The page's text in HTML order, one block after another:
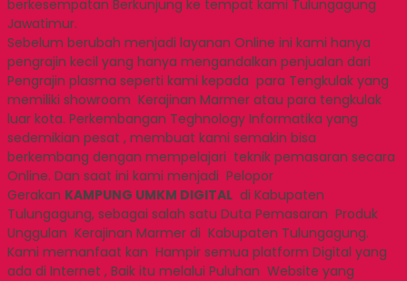
berkesempatan Berkunjung ke tempat kami Tulungagung
Jawatimur.
Sebelum berubah menjadi layanan Online ini kami hanya
pengrajin kecil yang hanya mengandalkan penjualan dari
Pengrajin plasma seperti kami kepada para Tengkulak yang
memiliki showroom Kerajinan Marmer atau para tengkulak
luar kota. Perkembangan Teghnology Informatika yang
sedemikian pesat , membuat kami semakin bisa
berkembang dengan mempelajari teknik pemasaran secara
Online. Dan saat ini kami menjadi Pelopor
Gerakan KAMPUNG UMKM DIGITAL di Kabupaten
Tulungagung, sebagai salah satu Duta Pemasaran Produk
Unggulan Kerajinan Marmer di Kabupaten Tulungagung.
Kami memanfaat kan Hampir semua platform Digital yang
ada di Internet , Baik itu melalui Puluhan Website yang